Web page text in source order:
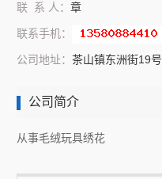
联 系 人： 章
联系手机：
公司地址： 茶山镇东洲街19号
公司简介
从事毛绒玩具绣花